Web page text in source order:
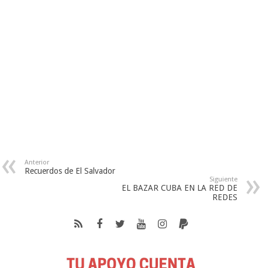
Anterior
Recuerdos de El Salvador
Siguiente
EL BAZAR CUBA EN LA RED DE
REDES